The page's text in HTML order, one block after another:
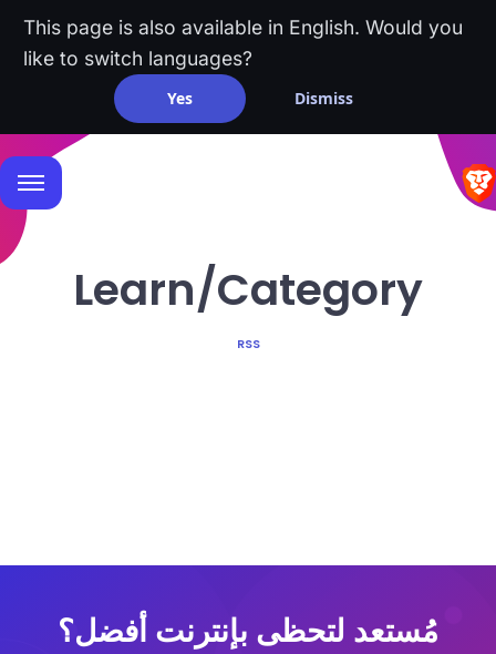
This page is also available in English. Would you
like to switch languages?
Yes Dismiss
Learn/Category
RSS
مُستعد لتحظى بإنترنت أفضل؟